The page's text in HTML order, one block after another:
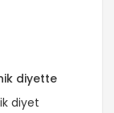
diyette
diyet